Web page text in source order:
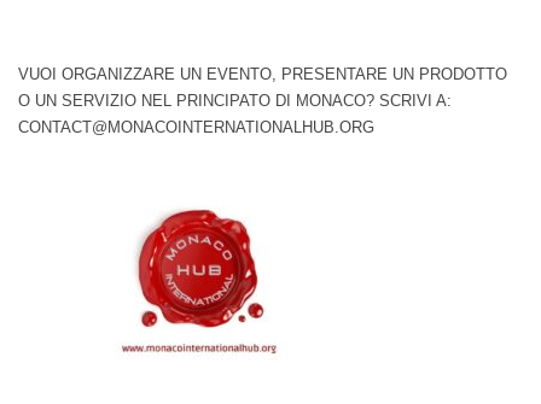
VUOI ORGANIZZARE UN EVENTO, PRESENTARE UN PRODOTTO
O UN SERVIZIO NEL PRINCIPATO DI MONACO? SCRIVI A:
CONTACT@MONACOINTERNATIONALHUB.ORG